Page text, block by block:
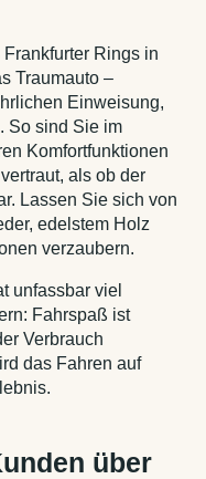
Rings in
Traumauto –
Einweisung,
So sind Sie im
Komfortfunktionen
als ob der
Lassen Sie sich von
edelstem Holz
verzaubern.
unfassbar viel
Fahrspaß ist
Verbrauch
das Fahren auf
über